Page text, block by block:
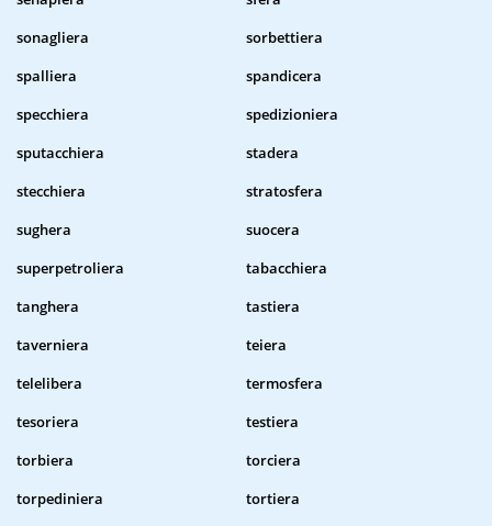
sonagliera
sorbettiera
spalliera
spandicera
specchiera
spedizioniera
sputacchiera
stadera
stecchiera
stratosfera
sughera
suocera
superpetroliera
tabacchiera
tanghera
tastiera
taverniera
teiera
telelibera
termosfera
tesoriera
testiera
torbiera
torciera
torpediniera
tortiera